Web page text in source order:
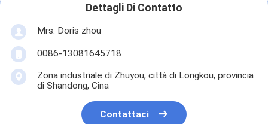
Dettagli Di Contatto
Mrs. Doris zhou
0086-13081645718
Zona industriale di Zhuyou, città di Longkou, provincia
di Shandong, Cina
Contattaci